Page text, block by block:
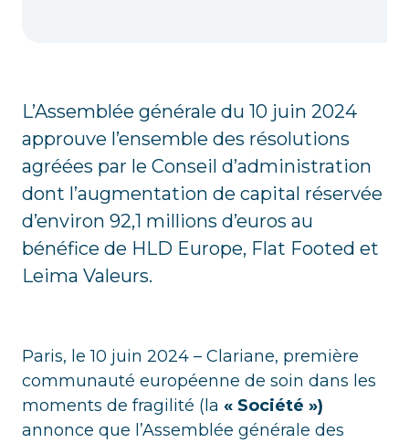
L’Assemblée générale du 10 juin 2024
approuve l’ensemble des résolutions
agréées par le Conseil d’administration
dont l’augmentation de capital réservée
d’environ 92,1 millions d’euros au
bénéfice de HLD Europe, Flat Footed et
Leima Valeurs.
Paris, le 10 juin 2024 – Clariane, première
communauté européenne de soin dans les
moments de fragilité (la « Société »)
annonce que l’Assemblée générale des